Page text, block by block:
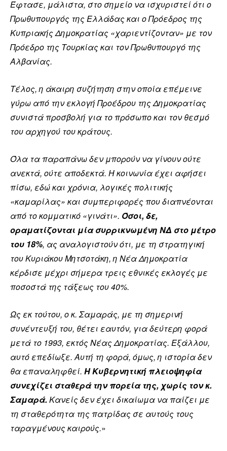
Έφτασε, μάλιστα, στο σημείο να ισχυριστεί ότι ο
Πρωθυπουργός της Ελλάδας και ο Πρόεδρος της
Κυπριακής Δημοκρατίας «χαριεντίζονταν» με τον
Πρόεδρο της Τουρκίας και τον Πρωθυπουργό της
Αλβανίας.
Τέλος, η άκαιρη συζήτηση στην οποία επέμεινε
γύρω από την εκλογή Προέδρου της Δημοκρατίας
συνιστά προσβολή για το πρόσωπο και τον θεσμό
του αρχηγού του κράτους.
Όλα τα παραπάνω δεν μπορούν να γίνουν ούτε
ανεκτά, ούτε αποδεκτά. Η κοινωνία έχει αφήσει
πίσω, εδώ και χρόνια, λογικές πολιτικής
«καμαρίλας» και συμπεριφορές που διαπνέονται
από το κομματικό «γινάτι». Όσοι, δε,
οραματίζονται μία συρρικνωμένη ΝΔ στο μέτρο
του 18%, ας αναλογιστούν ότι, με τη στρατηγική
του Κυριάκου Μητσοτάκη, η Νέα Δημοκρατία
κέρδισε μέχρι σήμερα τρεις εθνικές εκλογές με
ποσοστά της τάξεως του 40%.
Ως εκ τούτου, ο κ. Σαμαράς, με τη σημερινή
συνέντευξή του, θέτει εαυτόν, για δεύτερη φορά
μετά το 1993, εκτός Νέας Δημοκρατίας. Εξάλλου,
αυτό επεδίωξε. Αυτή τη φορά, όμως, η ιστορία δεν
θα επαναληφθεί. Η Κυβερνητική πλειοψηφία
συνεχίζει σταθερά την πορεία της, χωρίς τον κ.
Σαμαρά.Κανείς δεν έχει δικαίωμα να παίζει με
τη σταθερότητα της πατρίδας σε αυτούς τους
ταραγμένους καιρούς.»